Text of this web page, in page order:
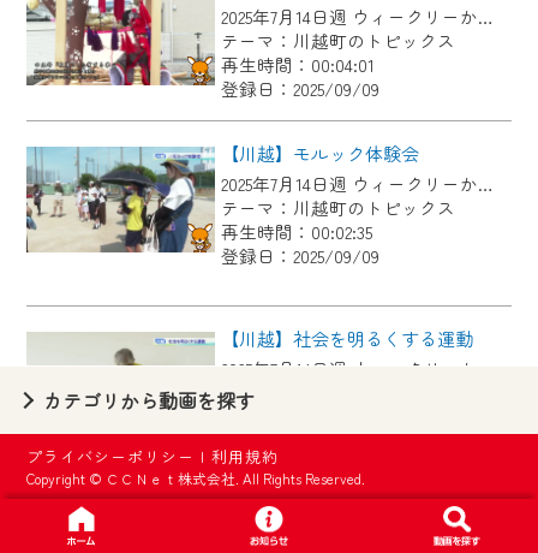
2025年7月14日週 ウィークリーかわごえにて放送
テーマ：川越町のトピックス
再生時間：00:04:01
登録日：2025/09/09
【川越】モルック体験会
2025年7月14日週 ウィークリーかわごえにて放送
テーマ：川越町のトピックス
再生時間：00:02:35
登録日：2025/09/09
【川越】社会を明るくする運動
テーマ：川越町のトピックス
再生時間：00:01:41
登録日：2025/09/09
【川越】川越南小学校 親子奉仕作業
カテゴリから動画を探す
プライバシーポリシー |利用規約
Copyright © ＣＣＮｅｔ株式会社. All Rights Reserved.
【ご注意】
2024年9月24日からはご加入者様へのサー
ビス向上のため、
『CCNet Web TV』を利用いただくには、
一部コンテンツを除き、
CCNetサービスへの加入と『CCNetマイ
ページ※』へのログインが必要となりま
す。
いたします。
要となります。
※MyIDとは、CCNet Web TVを含むCCNetの
各種サービスをご利用頂くためのIDです。
IDはお客様が使っているメールアドレス
で設定できます。